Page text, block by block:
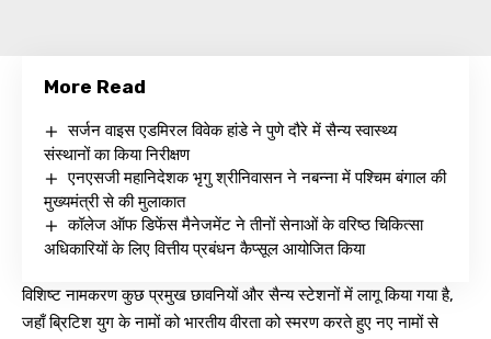
More Read
सर्जन वाइस एडमिरल विवेक हांडे ने पुणे दौरे में सैन्य स्वास्थ्य
संस्थानों का किया निरीक्षण
एनएसजी महानिदेशक भृगु श्रीनिवासन ने नबन्ना में पश्चिम बंगाल की
मुख्यमंत्री से की मुलाकात
कॉलेज ऑफ डिफेंस मैनेजमेंट ने तीनों सेनाओं के वरिष्ठ चिकित्सा
अधिकारियों के लिए वित्तीय प्रबंधन कैप्सूल आयोजित किया
विशिष्ट नामकरण कुछ प्रमुख छावनियों और सैन्य स्टेशनों में लागू किया गया है,
जहाँ ब्रिटिश युग के नामों को भारतीय वीरता को स्मरण करते हुए नए नामों से